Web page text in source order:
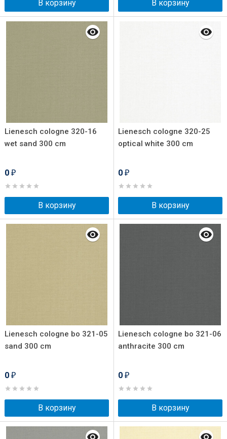
В корзину В корзину
Lienesch cologne 320-16
wet sand 300 cm
0 ₽
В корзину
Lienesch cologne 320-25
optical white 300 cm
0 ₽
В корзину
Lienesch cologne bo 321-05
sand 300 cm
0 ₽
В корзину
Lienesch cologne bo 321-06
anthracite 300 cm
0 ₽
В корзину